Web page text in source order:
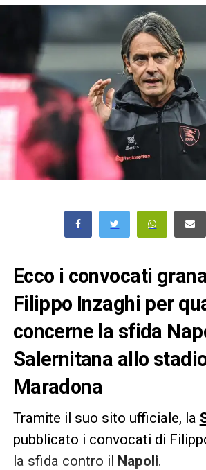
Ecco i convocati
Filippo Inzaghi per
concerne la sfida
Salernitana allo
Maradona
Tramite il suo sito ufficiale, la
pubblicato i convocati di
la sfida contro il Napoli.